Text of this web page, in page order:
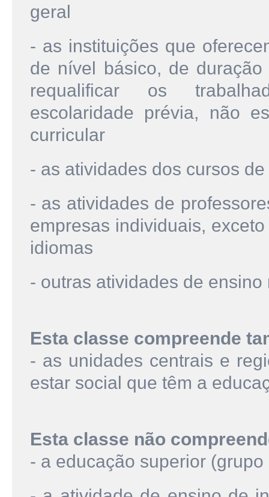
geral
- as instituições que
de nível básico, de
requalificar os
escolaridade prévia, não
curricular
- as atividades dos cursos
- as atividades de
empresas individuais,
idiomas
- outras atividades de
Esta classe compreende
- as unidades centrais e
estar social que têm a
Esta classe não
- a educação superior (grupo